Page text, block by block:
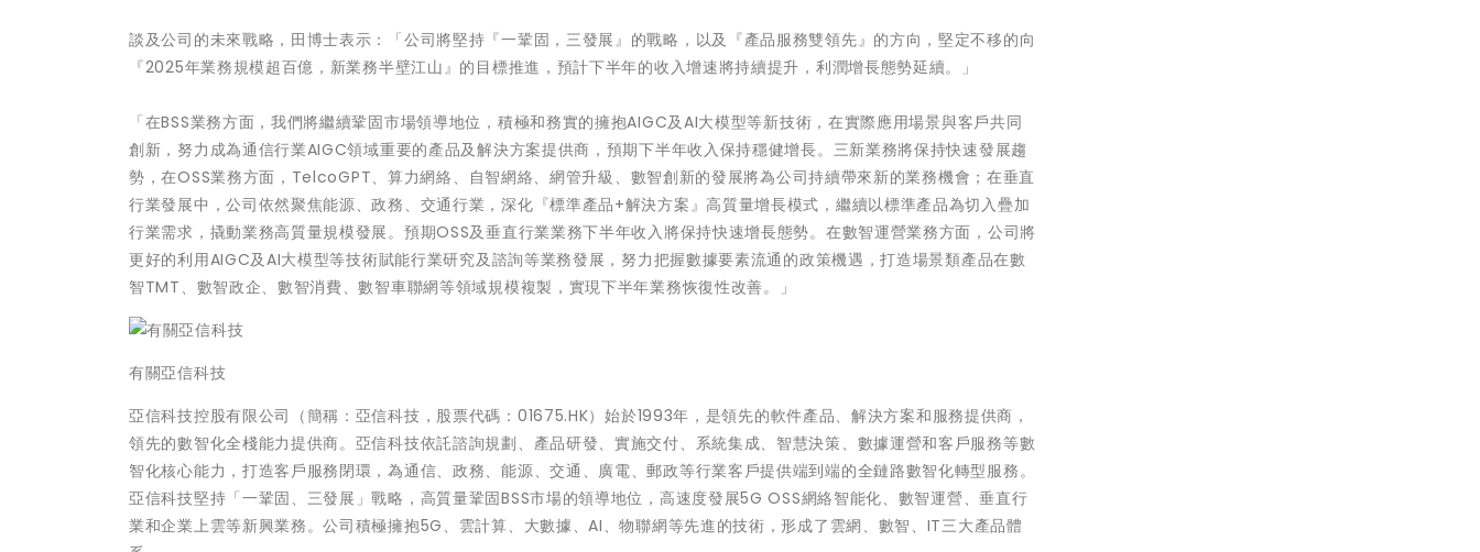
談及公司的未來戰略，田博士表示：「公司將堅持『一鞏固，三發展』的戰略，以及『產品服務雙領先』的方向，堅定不移的向
『2025年業務規模超百億，新業務半壁江山』的目標推進，預計下半年的收入增速將持續提升，利潤增長態勢延續。」
「在BSS業務方面，我們將繼續鞏固市場領導地位，積極和務實的擁抱AIGC及AI大模型等新技術，在實際應用場景與客戶共同
創新，努力成為通信行業AIGC領域重要的產品及解決方案提供商，預期下半年收入保持穩健增長。三新業務將保持快速發展趨
勢，在OSS業務方面，TelcoGPT、算力網絡、自智網絡、網管升級、數智創新的發展將為公司持續帶來新的業務機會；在垂直
行業發展中，公司依然聚焦能源、政務、交通行業，深化『標準產品+解決方案』高質量增長模式，繼續以標準產品為切入疊加
行業需求，撬動業務高質量規模發展。預期OSS及垂直行業業務下半年收入將保持快速增長態勢。在數智運營業務方面，公司將
更好的利用AIGC及AI大模型等技術賦能行業研究及諮詢等業務發展，努力把握數據要素流通的政策機遇，打造場景類產品在數
智TMT、數智政企、數智消費、數智車聯網等領域規模複製，實現下半年業務恢復性改善。」
有關亞信科技
亞信科技控股有限公司（簡稱：亞信科技，股票代碼：01675.HK）始於1993年，是領先的軟件產品、解決方案和服務提供商，
領先的數智化全棧能力提供商。亞信科技依託諮詢規劃、產品研發、實施交付、系統集成、智慧決策、數據運營和客戶服務等數
智化核心能力，打造客戶服務閉環，為通信、政務、能源、交通、廣電、郵政等行業客戶提供端到端的全鏈路數智化轉型服務。
亞信科技堅持「一鞏固、三發展」戰略，高質量鞏固BSS市場的領導地位，高速度發展5G OSS網絡智能化、數智運營、垂直行
業和企業上雲等新興業務。公司積極擁抱5G、雲計算、大數據、AI、物聯網等先進的技術，形成了雲網、數智、IT三大產品體